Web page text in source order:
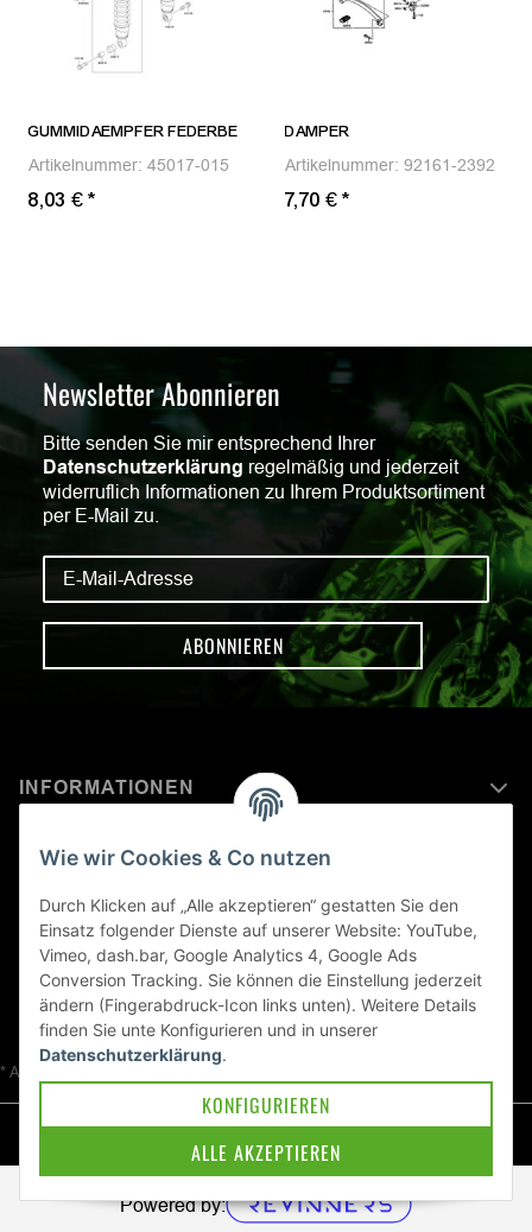
GUMMIDAEMPFER FEDERBE
Artikelnummer: 45017-015
8,03 €*
DAMPER
Artikelnummer: 92161-2392
7,70 €*
Newsletter Abonnieren
Bitte senden Sie mir entsprechend Ihrer
Datenschutzerklärung regelmäßig und jederzeit
widerruflich Informationen zu Ihrem Produktsortiment
per E-Mail zu.
ABONNIEREN
INFORMATIONEN
MEHR ERFAHREN ÜBER
KAWASAKI WELT
Blog
* Alle Preise inkl. gesetzlicher USt., zzgl.
Powered by:
Wie wir Cookies & Co nutzen
Durch Klicken auf „Alle akzeptieren“ gestatten Sie den
Einsatz folgender Dienste auf unserer Website: YouTube,
Vimeo, dash.bar, Google Analytics 4, Google Ads
Conversion Tracking. Sie können die Einstellung jederzeit
ändern (Fingerabdruck-Icon links unten). Weitere Details
finden Sie unte Konfigurieren und in unserer
Datenschutzerklärung.
ALLE AKZEPTIEREN
KONFIGURIEREN